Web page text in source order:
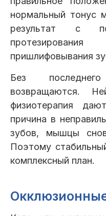
нормальный тонус
результат с
протезирования
пришлифовывания
Без
возвращаются.
физиотерапия
причина в
зубов, мышцы
Поэтому
комплексный план.